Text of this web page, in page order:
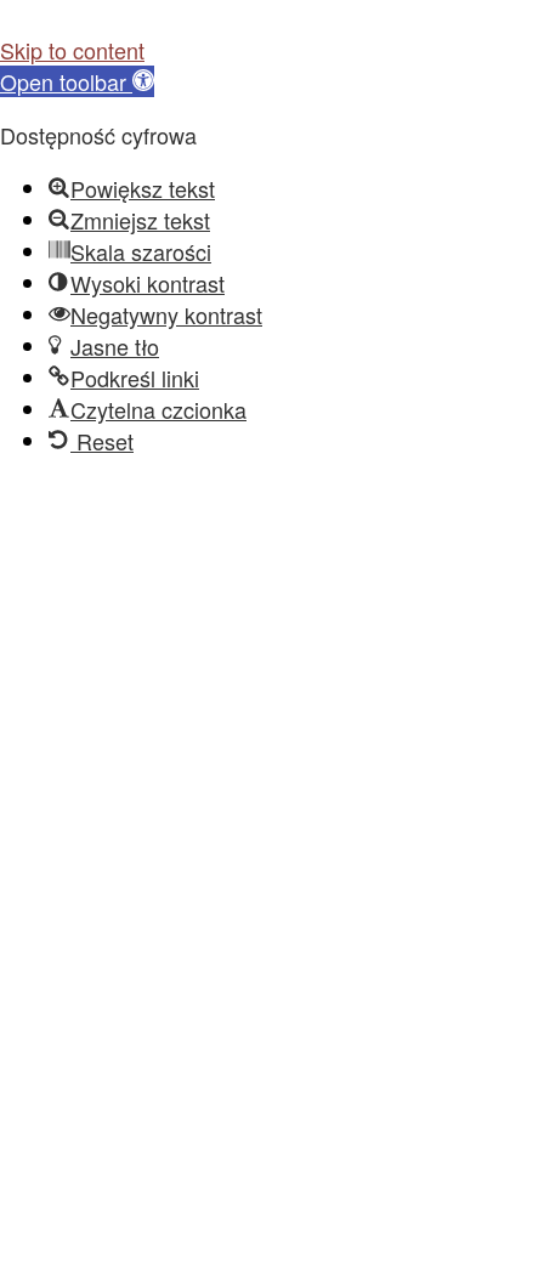
Skip to content
Open toolbar
Dostępność cyfrowa
Powiększ tekst
Zmniejsz tekst
Skala szarości
Wysoki kontrast
Negatywny kontrast
Jasne tło
Podkreśl linki
Czytelna czcionka
Reset